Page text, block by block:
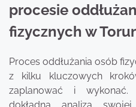
procesie
fizycznych w
Proces oddłużania osób
z kilku kluczowych
zaplanować i wykonać.
dokładna analiza